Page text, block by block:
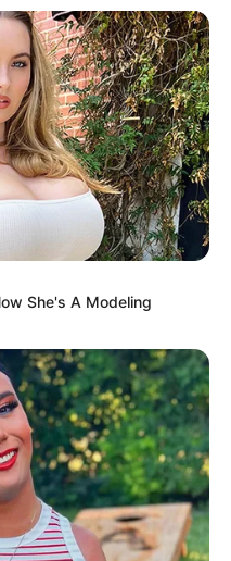
recorrido à mãe,
cerca das duas
se deu o
estava em
últimos 45
a sentir bem, a
tarde da noite, e
nesses últimos